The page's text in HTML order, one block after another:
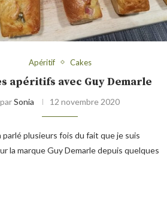
Apéritif Cakes
apéritifs avec Guy Demarle
parSonia 12 novembre 2020
parlé plusieurs fois du fait que je suis
la marque Guy Demarle depuis quelques